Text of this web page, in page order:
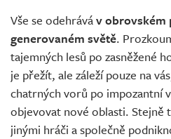
Vše se odehráváv obrovském
generovaném světě.
tajemných lesů po zasněžené
je přežít, ale záleží pouze na
chatrných vorů po impozantní
objevovat nové oblasti. Stejně
jinými hráči a společně